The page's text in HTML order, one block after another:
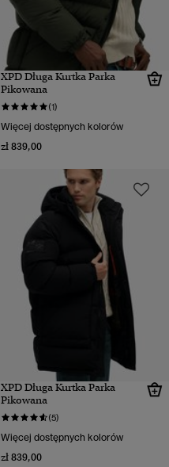
XPD Długa Kurtka Parka
Pikowana
(1)
Więcej dostępnych kolorów
zł 839,00
XPD Długa Kurtka Parka
Pikowana
(5)
Więcej dostępnych kolorów
zł 839,00